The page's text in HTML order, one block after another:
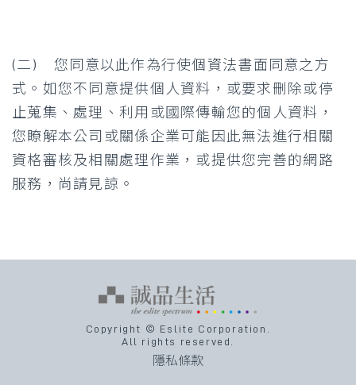
(二) 您同意以此作為行使個資法書面同意之方
式。如您不同意提供個人資料，或要求刪除或停
止蒐集、處理、利用或國際傳輸您的個人資料，
您瞭解本公司或關係企業可能因此無法進行相關
資格審核及相關處理作業，或提供您完善的網路
服務，尚請見諒。
Copyright © Eslite Corporation.
All rights reserved.
隱私條款